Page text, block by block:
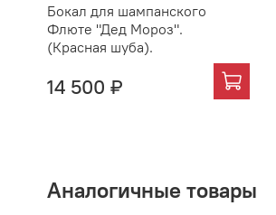
Бокал для шампанского
Флюте "Дед Мороз".
(Красная шуба).
14 500 ₽
Аналогичные товары